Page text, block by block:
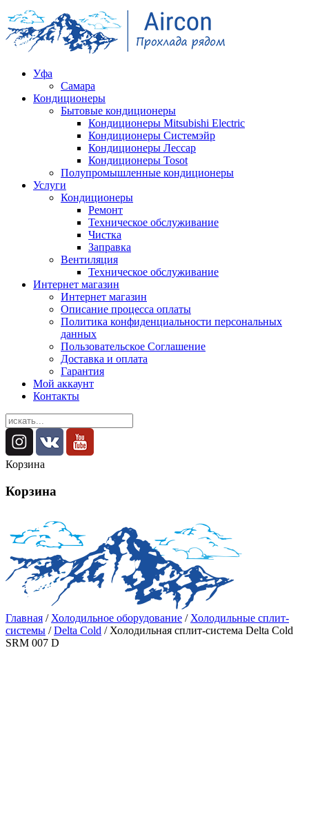
Уфа
Самара
Кондиционеры
Бытовые кондиционеры
Кондиционеры Mitsubishi Electric
Кондиционеры Системэйр
Кондиционеры Лессар
Кондиционеры Tosot
Полупромышленные кондиционеры
Услуги
Кондиционеры
Ремонт
Техническое обслуживание
Чистка
Заправка
Вентиляция
Техническое обслуживание
Интернет магазин
Интернет магазин
Описание процесса оплаты
Политика конфиденциальности персональных
данных
Пользовательское Соглашение
Доставка и оплата
Гарантия
Мой аккаунт
Контакты
Корзина
Корзина
Главная /Холодильное оборудование /Холодильные сплит-
системы /Delta Cold / Холодильная сплит-система Delta Cold
SRM 007 D